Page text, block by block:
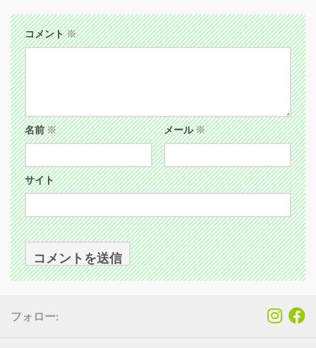
コメント※
名前※ メール※
サイト
フォロー: